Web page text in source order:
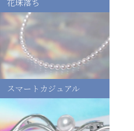
スマートカジュアル